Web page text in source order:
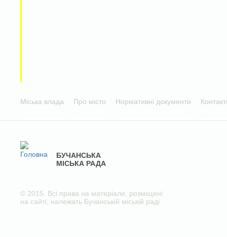
Міська влада Про місто Нормативні документи
БУЧАНСЬКА
МІСЬКА РАДА
© 2015. Всі права на матеріали, розміщені
на сайті, належать Бучанській міській раді